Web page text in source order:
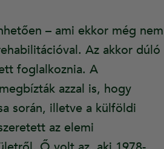
– ami ekkor még nem
Az akkor dúló
foglalkoznia. A
azzal is, hogy
során, illetve a külföldi
az elemi